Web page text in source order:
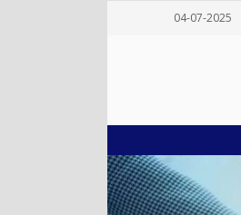
04-07-2025